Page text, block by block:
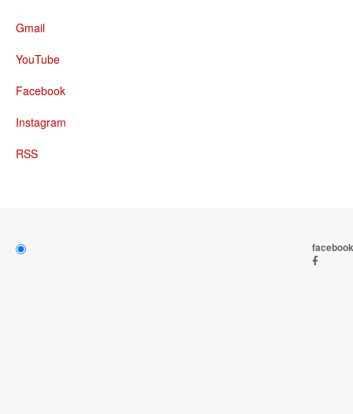
Gmail
YouTube
Facebook
Instagram
RSS
facebook